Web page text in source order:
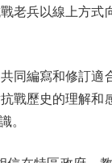
老兵以線上方
編寫和修訂適
戰歷史的理解
。